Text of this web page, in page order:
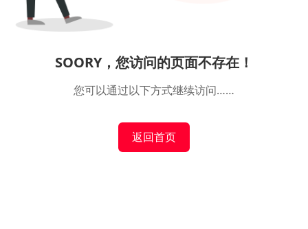
SOORY，您访问的页面不存在！
您可以通过以下方式继续访问……
返回首页